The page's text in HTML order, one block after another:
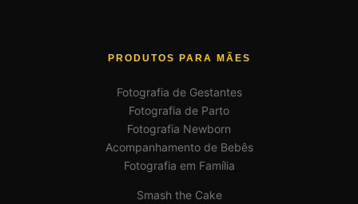
PRODUTOS PARA MÃES
Fotografia de Gestantes
Fotografia de Parto
Fotografia Newborn
Acompanhamento de Bebês
Fotografia em Família
Smash the Cake